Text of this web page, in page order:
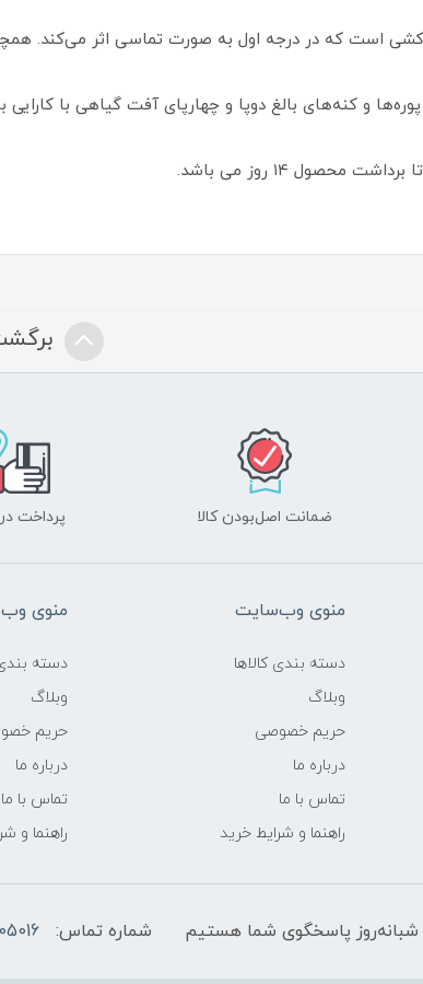
است که در درجه اول به صورت تماسی اثر می‌کند.
و کنه‌های بالغ دوپا و چهارپای آفت گیاهی با کارایی
محصول ۱۴ روز می باشد.
ضمانت اصل‌بودن کالا پرداخت
منوی وب‌سایت
دسته بندی کالاها
وبلاگ
حریم خصوصی
درباره ما
تماس با ما
راهنما و شرایط خرید
منوی
دسته بندی
وبلاگ
حریم
درباره ما
تماس با ما
راهنما و
شماره تماس: